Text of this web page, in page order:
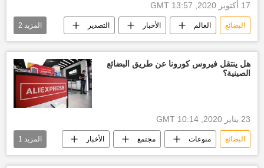
17 أكتوبر 2020, 13:57 GMT
البضائع العالم الأخبار التصدير
رسوم التصدير أخبار تركيا اليوم
المزيد 2
هل ينتقل فيروس كورونا عن طريق البضائع
الصينية؟
23 يناير 2020, 10:14 GMT
البضائع منوعات مجتمع الأخبار
الصين
المزيد 1